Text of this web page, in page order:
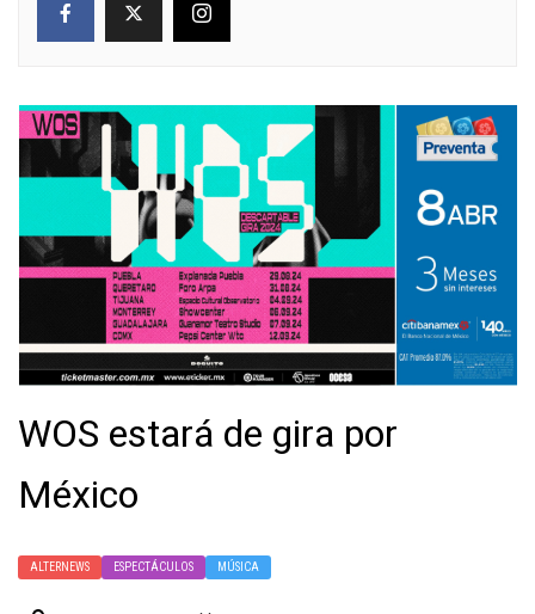
WOS estará de gira por
México
ALTERNEWS ESPECTÁCULOS MÚSICA